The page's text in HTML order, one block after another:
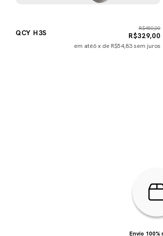
QCY H3S R$450,00
R$329,00
em até6 x de R$54,83 sem juros
Envio 100%